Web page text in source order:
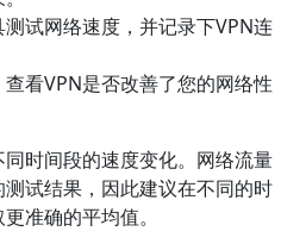
试网络速度，并记录下VPN连
看VPN是否改善了您的网络性
时间段的速度变化。网络流量
试结果，因此建议在不同的时
准确的平均值。